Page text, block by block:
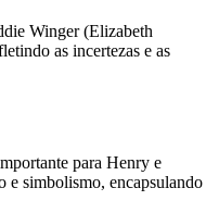
Winger (Elizabeth
as incertezas e as
para Henry e
e simbolismo, encapsulando